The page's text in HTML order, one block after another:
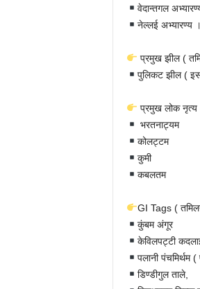
वेदान्तगल
नेल्लई अभ्यारण्य ।
प्रमुख झील (
पुलिकट झील (
प्रमुख लोक नृत्य
भरतनाट्यम
कोलट्टम
कुमी
कबलतम
GI Tags (
कुंबम अंगूर
केविलपट्टी
पलानी पंचमिर्थम (
डिण्डीगुल ताले,